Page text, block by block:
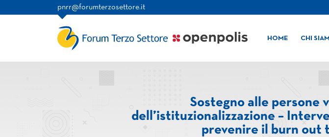
pnrr@forumterzosettore.it
HOME CHI
Sostegno alle persone
dell’istituzionalizzazione –
prevenire il burn out